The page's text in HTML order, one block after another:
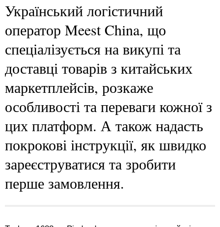
Український логістичний
оператор Meest China, що
спеціалізується на викупі та
доставці товарів з китайських
маркетплейсів, розкаже
особливості та переваги кожної з
цих платформ. А також надасть
покрокові інструкції, як швидко
зареєструватися та зробити
перше замовлення.